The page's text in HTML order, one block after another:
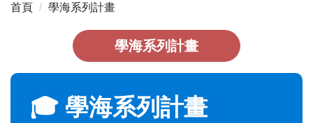
首頁 學海系列計畫
學海系列計畫
🎓 學海系列計畫